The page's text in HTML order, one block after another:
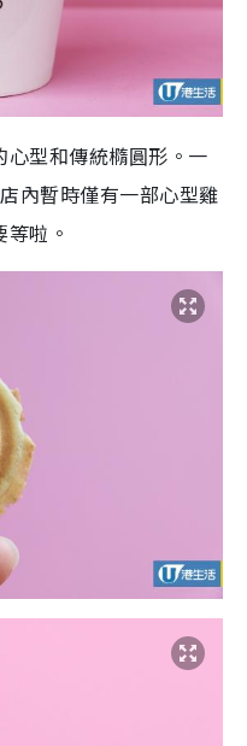
型和傳統橢圓形。一
內暫時僅有一部心型雞
啦。